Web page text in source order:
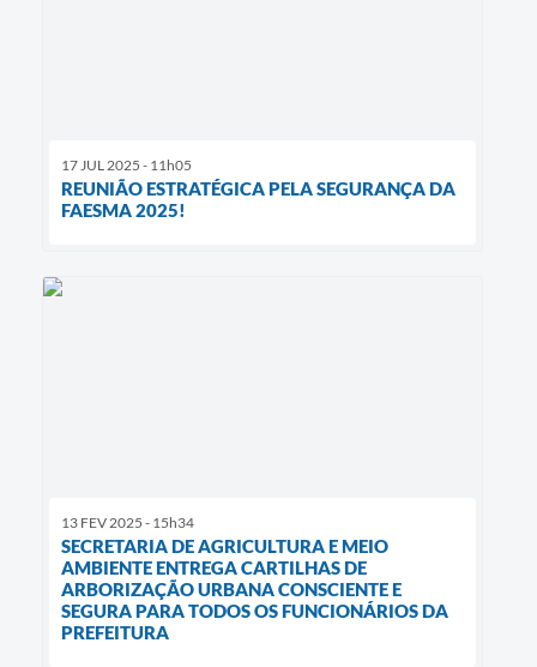
17 JUL 2025 - 11h05
REUNIÃO ESTRATÉGICA PELA SEGURANÇA DA
FAESMA 2025!
13 FEV 2025 - 15h34
SECRETARIA DE AGRICULTURA E MEIO
AMBIENTE ENTREGA CARTILHAS DE
ARBORIZAÇÃO URBANA CONSCIENTE E
SEGURA PARA TODOS OS FUNCIONÁRIOS DA
PREFEITURA